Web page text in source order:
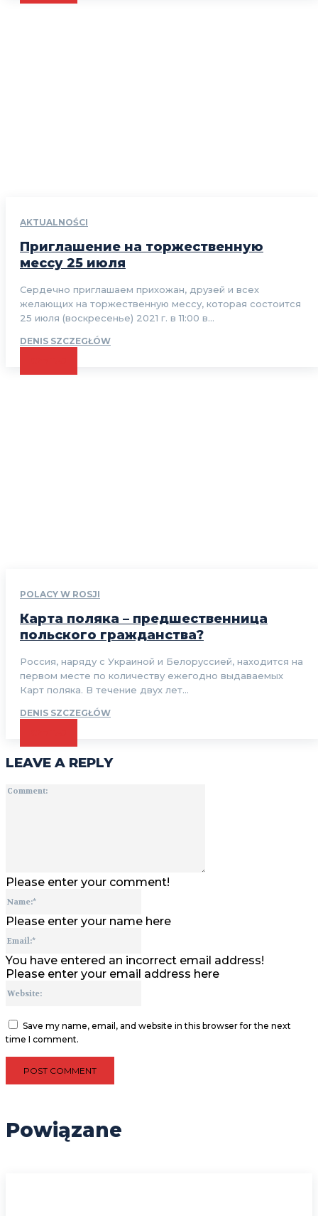
AKTUALNOŚCI
Приглашение на торжественную
мессу 25 июля
Сердечно приглашаем прихожан, друзей и всех
желающих на торжественную мессу, которая состоится
25 июля (воскресенье) 2021 г. в 11:00 в...
DENIS SZCZEGŁÓW
POLACY W ROSJI
Карта поляка – предшественница
польского гражданства?
Россия, наряду с Украиной и Белоруссией, находится на
первом месте по количеству ежегодно выдаваемых
Карт поляка. В течение двух лет...
DENIS SZCZEGŁÓW
LEAVE A REPLY
Please enter your comment!
Please enter your name here
You have entered an incorrect email address!
Please enter your email address here
Save my name, email, and website in this browser for the next
time I comment.
Powiązane